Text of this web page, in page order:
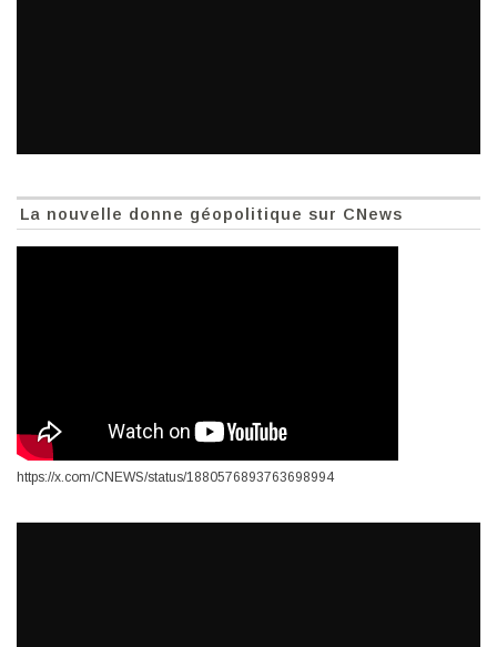
La nouvelle donne géopolitique sur CNews
https://x.com/CNEWS/status/1880576893763698994